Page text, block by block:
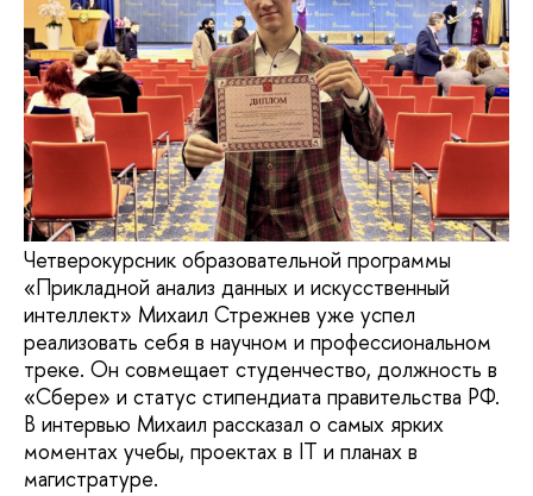
Четверокурсник образовательной программы
«Прикладной анализ данных и искусственный
интеллект» Михаил Стрежнев уже успел
реализовать себя в научном и профессиональном
треке. Он совмещает студенчество, должность в
«Сбере» и статус стипендиата правительства РФ.
В интервью Михаил рассказал о самых ярких
моментах учебы, проектах в IT и планах в
магистратуре.